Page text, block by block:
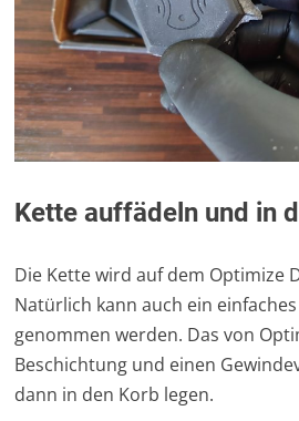
Kette auffädeln und in
Die Kette wird auf dem Optimize
Natürlich kann auch ein
genommen werden. Das von
Beschichtung und einen
dann in den Korb legen.